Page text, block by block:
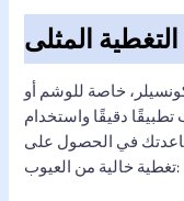
المثلى
خاصة للوشم أو
دقيقًا واستخدام
في الحصول على
تغطية خالية من العيوب: